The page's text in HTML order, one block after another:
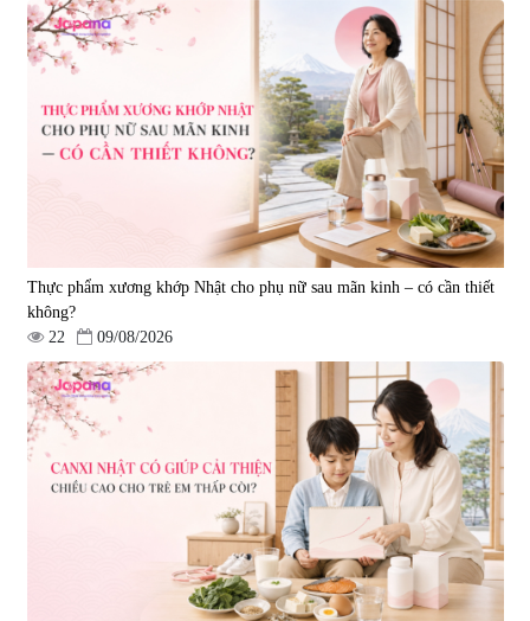
Viên uống bổ gan Ribeto Shoji
Hepaclean 60 viên
690.000 đ
Viên uống hỗ trợ cải thiện thoát
vị đĩa đệm Kyoto Has 30 viên
| 14.560
1.600.000 đ
Sleepy Nhật Bản 80 viên
580.000 đ
điều trị đột quỵ Biken Kinase
|0
1.570.000 đ
Thực phẩm xương khớp Nhật cho phụ nữ sau mãn kinh – có cần thiết
không?
22
09/08/2026